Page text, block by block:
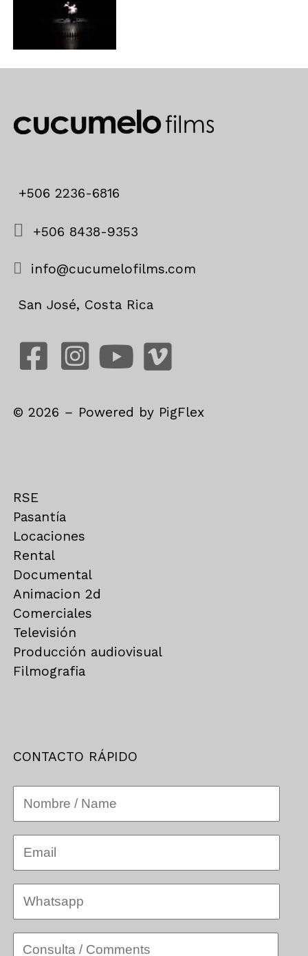
+506 2236-6816
+506 8438-9353
info@cucumelofilms.com
San José, Costa Rica
©2026 – Powered by PigFlex
RSE
Pasantía
Locaciones
Rental
Documental
Animacion 2d
Comerciales
Televisión
Producción audiovisual
Filmografia
CONTACTO RÁPIDO